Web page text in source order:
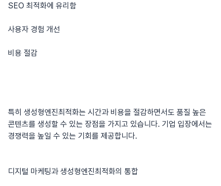
SEO 최적화에 유리함
사용자 경험 개선
비용 절감
특히 생성형엔진최적화는 시간과 비용을 절감하면서도 품질 높은
콘텐츠를 생성할 수 있는 장점을 가지고 있습니다. 기업 입장에서는
경쟁력을 높일 수 있는 기회를 제공합니다.
디지털 마케팅과 생성형엔진최적화의 통합